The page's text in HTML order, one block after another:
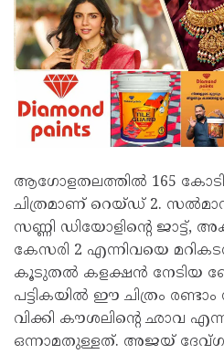
ആഗോളതലത്തിൽ 165
ചിത്രമാണ് റെയ്‌ഡ്‌ 2. സൽമാൻ
സണ്ണി ഡിയോളിന്റെ ജാട്ട്,
കേസരി 2 എന്നിവയെ
കൂടുതൽ കളക്ഷൻ നേടിയ
പട്ടികയിൽ ഈ ചിത്രം
വിക്കി കൗശലിന്റെ ഛാവ
ഒന്നാമതുള്ളത്. അജയ്